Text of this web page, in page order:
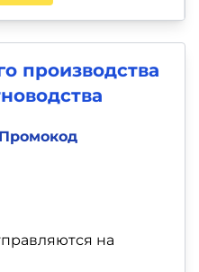
производства
Промокод
на